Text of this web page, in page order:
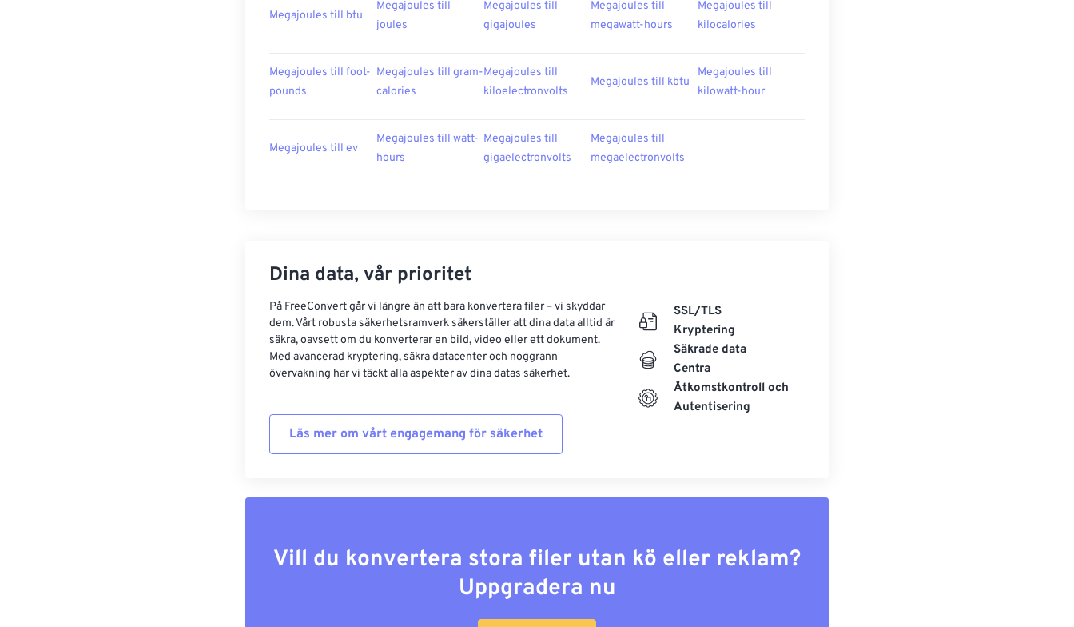
Megajoules till btu
Megajoules till
joules
Megajoules till
gigajoules
Megajoules till
megawatt-hours
Megajoules till
kilocalories
Megajoules till foot-
pounds
Megajoules till gram-
calories
Megajoules till
kiloelectronvolts
Megajoules till kbtu
Megajoules till
kilowatt-hour
Megajoules till ev
Megajoules till watt-
hours
Megajoules till
gigaelectronvolts
Megajoules till
megaelectronvolts
Dina data, vår prioritet
På FreeConvert går vi längre än att bara konvertera filer – vi skyddar
dem. Vårt robusta säkerhetsramverk säkerställer att dina data alltid är
säkra, oavsett om du konverterar en bild, video eller ett dokument.
Med avancerad kryptering, säkra datacenter och noggrann
övervakning har vi täckt alla aspekter av dina datas säkerhet.
Läs mer om vårt engagemang för säkerhet
SSL/TLS
Kryptering
Säkrade data
Centra
Åtkomstkontroll och
Autentisering
Vill du konvertera stora filer utan kö eller reklam?
Uppgradera nu